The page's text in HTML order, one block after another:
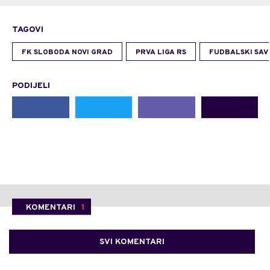
TAGOVI
FK SLOBODA NOVI GRAD PRVA LIGA RS FUDBALSKI
PODIJELI
KOMENTARI 1
SVI KOMENTARI